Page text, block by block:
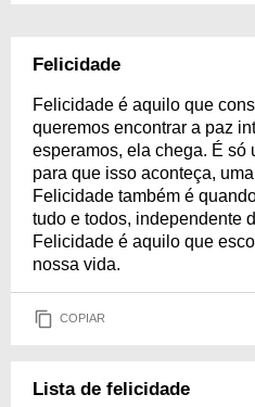
Felicidade
Felicidade é aquilo que
queremos encontrar a paz
esperamos, ela chega. É só
para que isso aconteça,
Felicidade também é
tudo e todos, independente
Felicidade é aquilo que
nossa vida.
COPIAR
Lista de felicidade